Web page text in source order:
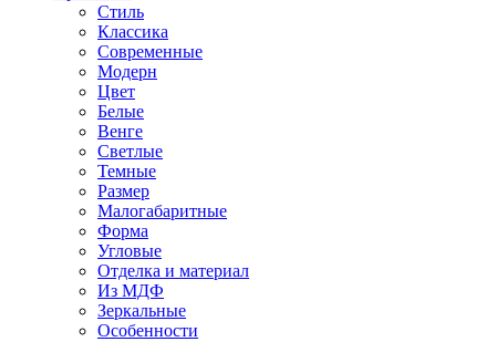
Стиль
Классика
Современные
Модерн
Цвет
Белые
Венге
Светлые
Темные
Размер
Малогабаритные
Форма
Угловые
Отделка и материал
Из МДФ
Зеркальные
Особенности